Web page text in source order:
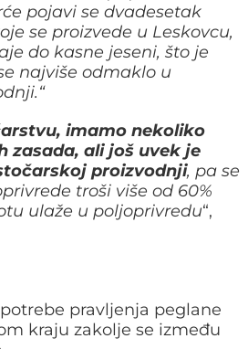
pojavi se dvadesetak
se proizvede u Leskovcu,
do kasne jeseni, što je
najviše odmaklo u
imamo nekoliko
zasada, ali još uvek je
proizvodnji, pa se
troši više od 60%
ulaže u poljoprivredu“,
pravljenja peglane
kraju zakolje se između